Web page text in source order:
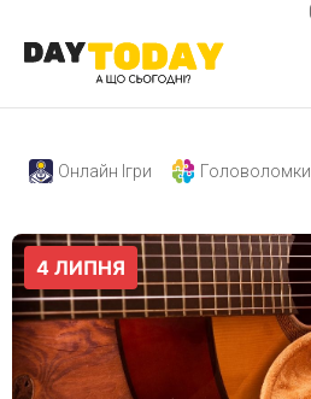
Онлайн Ігри Головоломки